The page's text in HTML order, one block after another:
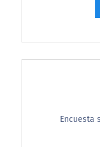
Encuesta